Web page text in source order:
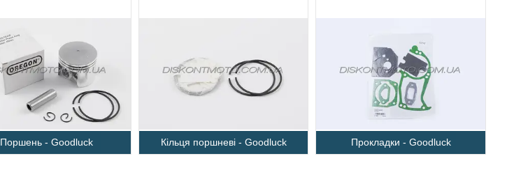
Поршень - Goodluck Кільця поршневі - Goodluck Прокладки - Goodluck